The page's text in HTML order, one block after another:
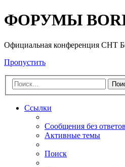
ФОРУМЫ
Официальная конференция СНТ
Пропустить
Ссылки
Сообщения без ответов
Активные темы
Поиск